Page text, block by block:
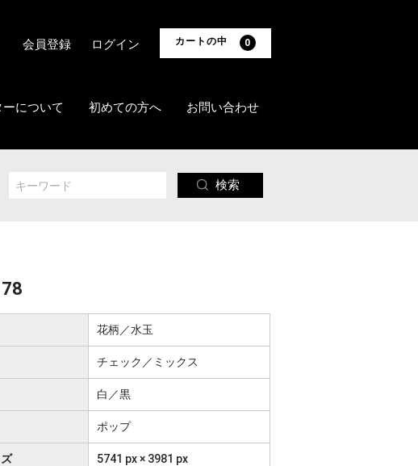
について 初めての方へ お問い合わせ
カートの中 0
会員登録 ログイン
検索
花柄／水玉
チェック／ミックス
白／黒
ポップ
5741 px × 3981 px